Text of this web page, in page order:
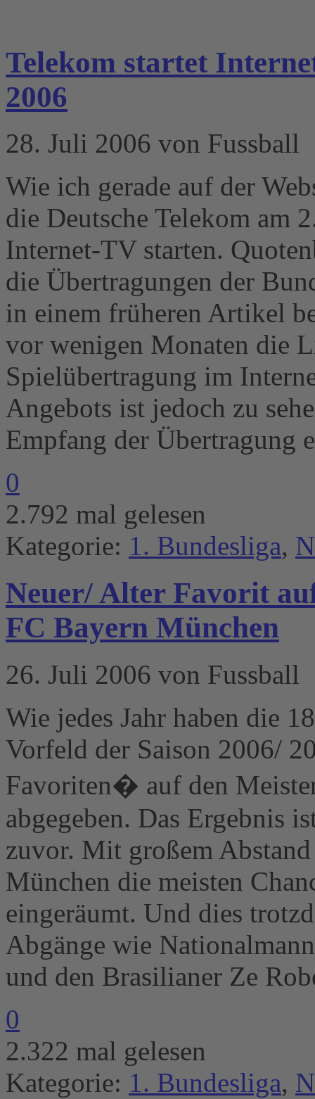
Telekom startet
2006
28. Juli 2006 von Fussball
Wie ich gerade auf der
die Deutsche Telekom am
Internet-TV starten.
die Übertragungen der
in einem früheren Artikel
vor wenigen Monaten die
Spielübertragung im
Angebots ist jedoch zu
Empfang der
0
2.792 mal gelesen
Kategorie: 1. Bundesliga,
Neuer/ Alter Favorit
FC Bayern München
26. Juli 2006 von Fussball
Wie jedes Jahr haben die
Vorfeld der Saison 2006/
Favoriten� auf den
abgegeben. Das Ergebnis
zuvor. Mit großem
München die meisten
eingeräumt. Und dies
Abgänge wie
und den Brasilianer Ze
0
2.322 mal gelesen
Kategorie: 1. Bundesliga,